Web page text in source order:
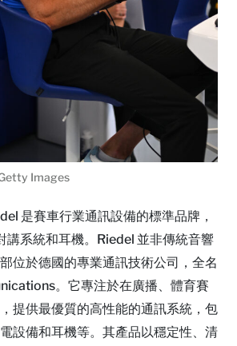
Images
是賽車行業通訊設備的標準品牌，
講系統和耳機。Riedel 並非傳統音響
位於德國的專業通訊技術公司，全名
。它專注於在廣播、體育賽
提供最優質的高性能的通訊系統，包
設備和耳機等。其產品以穩定性、清